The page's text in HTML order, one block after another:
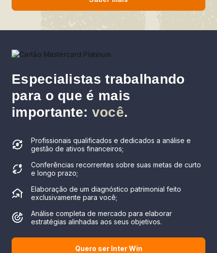
Especialistas trabalhando
para o que é mais
importante: você.
Profissionais qualificados e dedicados a análise e
gestão de ativos financeiros;
Conferências recorrentes sobre suas metas de curto
e longo prazo;
Elaboração de um diagnóstico patrimonial feito
exclusivamente para você;
Análise completa de mercado para elaborar
estratégias alinhadas aos seus objetivos.
Quero ser Inter Win